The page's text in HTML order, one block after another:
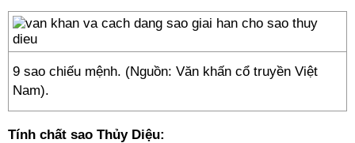
9 sao chiếu mệnh. (Nguồn: Văn khấn cổ truyền Việt
Nam).
Tính chất sao Thủy Diệu: